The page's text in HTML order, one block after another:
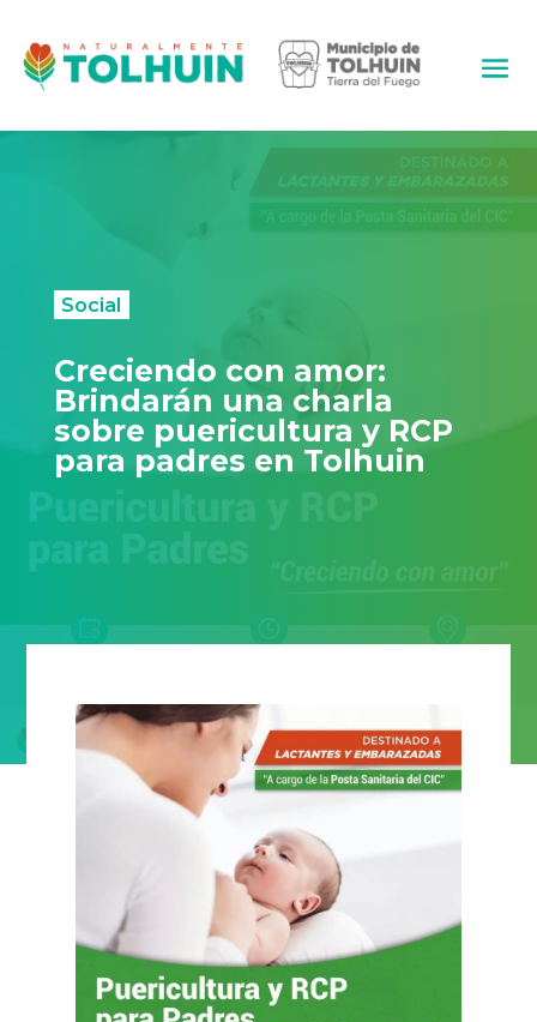
Social
Creciendo con amor:
Brindarán una charla
sobre puericultura y RCP
para padres en Tolhuin